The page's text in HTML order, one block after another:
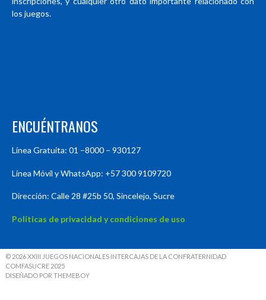
los juegos.
ENCUÉNTRANOS
Línea Gratuita: 01 –8000 – 930127
Línea Móvil y WhatsApp: +57 300 9109720
Dirección: Calle 28 #25b 50, Sincelejo, Sucre
Políticas de privacidad y condiciones de uso
© 2026 XXIII JUEGOS NACIONALES INTERCAJAS DE LA CONFRATERNIDAD
COMFASUCRE 2025
DISEÑADO POR THEMEBOY